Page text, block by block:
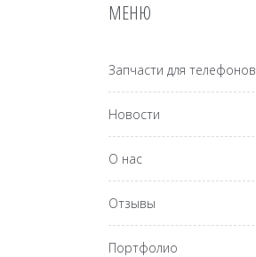
Запчасти для телефонов
Новости
О нас
Отзывы
Портфолио